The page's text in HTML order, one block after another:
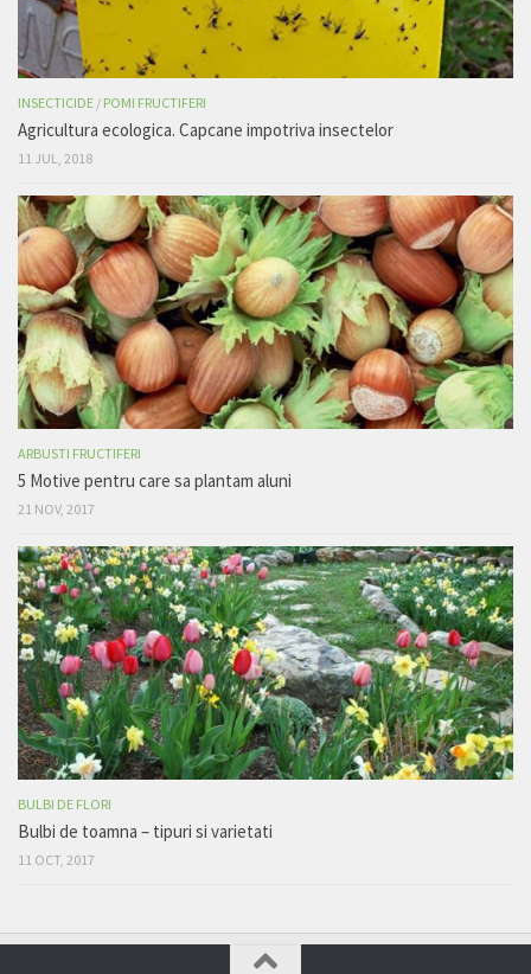
INSECTICIDE / POMI FRUCTIFERI
Agricultura ecologica. Capcane impotriva insectelor
11 JUL, 2018
ARBUSTI FRUCTIFERI
5 Motive pentru care sa plantam aluni
21 NOV, 2017
BULBI DE FLORI
Bulbi de toamna – tipuri si varietati
11 OCT, 2017